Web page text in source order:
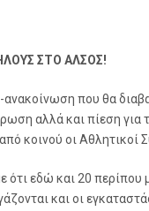
ΣΤΟ ΑΛΣΟΣ!
ανακοίνωση που θα
αλλά και πίεση για
κοινού οι Αθλητικοί
ότι εδώ και 20
και οι